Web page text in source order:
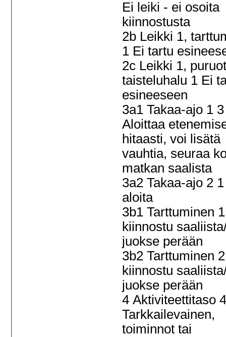
Ei leiki - ei osoita
kiinnostusta
2b Leikki 1,
1 Ei tartu
2c Leikki 1,
taisteluhalu 1 Ei
esineeseen
3a1 Takaa-ajo 1 3
Aloittaa
hitaasti, voi lisätä
vauhtia, seuraa
matkan saalista
3a2 Takaa-ajo 2
aloita
3b1 Tarttuminen
kiinnostu
juokse perään
3b2 Tarttuminen
kiinnostu
juokse perään
4 Aktiviteettitaso
Tarkkailevainen,
toiminnot tai